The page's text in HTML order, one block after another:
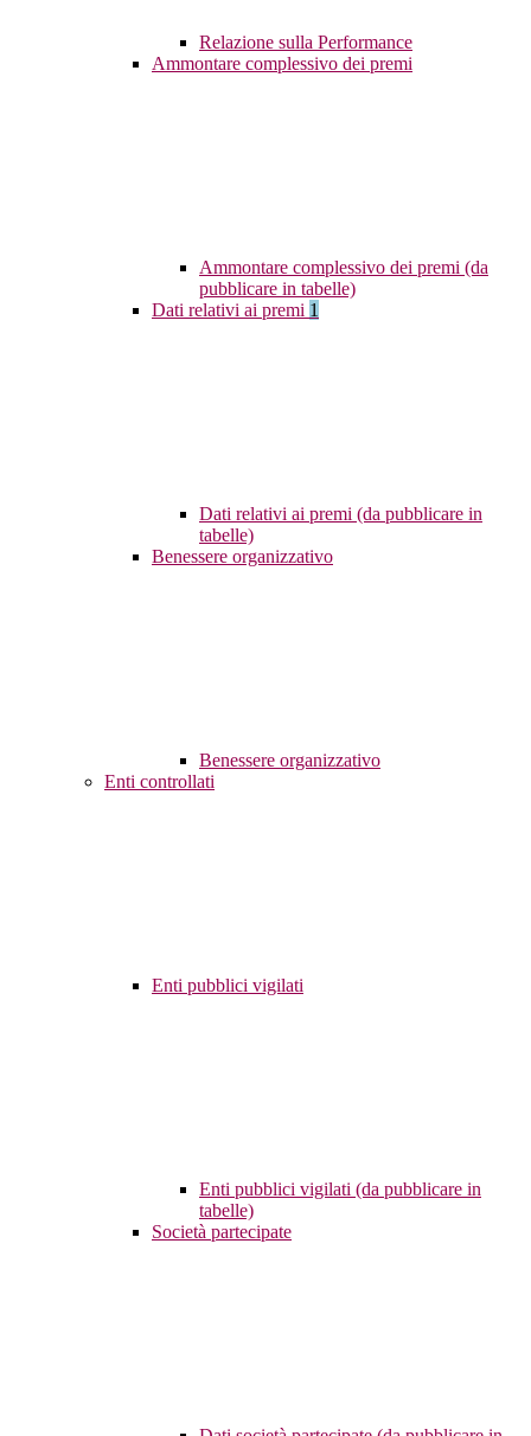
Relazione sulla Performance
Ammontare complessivo dei premi
Ammontare complessivo dei premi (da
pubblicare in tabelle)
Dati relativi ai premi 1
Dati relativi ai premi (da pubblicare in
tabelle)
Benessere organizzativo
Benessere organizzativo
Enti controllati
Enti pubblici vigilati
Enti pubblici vigilati (da pubblicare in
tabelle)
Società partecipate